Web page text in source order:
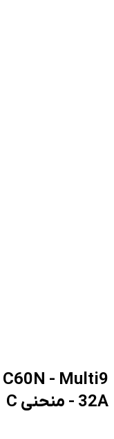
32A - منحنی C